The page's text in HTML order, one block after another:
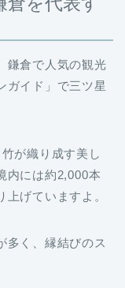
鎌倉で人気の観光
ガイド」で三ツ星
が織り成す美し
内には約2,000本
げていますよ。
多く、縁結びのス